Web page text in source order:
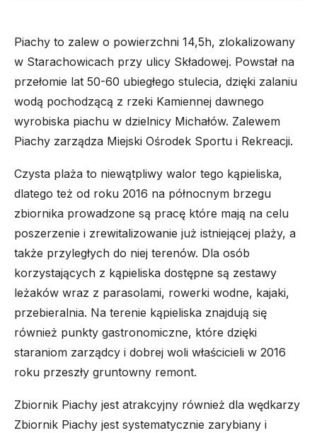
Piachy to zalew o powierzchni 14,5h, zlokalizowany
w Starachowicach przy ulicy Składowej. Powstał na
przełomie lat 50-60 ubiegłego stulecia, dzięki zalaniu
wodą pochodzącą z rzeki Kamiennej dawnego
wyrobiska piachu w dzielnicy Michałów. Zalewem
Piachy zarządza Miejski Ośrodek Sportu i Rekreacji.
Czysta plaża to niewątpliwy walor tego kąpieliska,
dlatego też od roku 2016 na północnym brzegu
zbiornika prowadzone są pracę które mają na celu
poszerzenie i zrewitalizowanie już istniejącej plaży, a
także przyległych do niej terenów. Dla osób
korzystających z kąpieliska dostępne są zestawy
leżaków wraz z parasolami, rowerki wodne, kajaki,
przebieralnia. Na terenie kąpieliska znajdują się
również punkty gastronomiczne, które dzięki
staraniom zarządcy i dobrej woli właścicieli w 2016
roku przeszły gruntowny remont.
Zbiornik Piachy jest atrakcyjny również dla wędkarzy
Zbiornik Piachy jest systematycznie zarybiany i